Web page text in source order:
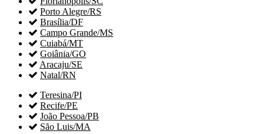
 Porto Alegre/RS
 Brasília/DF
 Campo Grande/MS
 Cuiabá/MT
 Goiânia/GO
 Aracaju/SE
 Natal/RN
 Teresina/PI
 Recife/PE
 João Pessoa/PB
 São Luis/MA